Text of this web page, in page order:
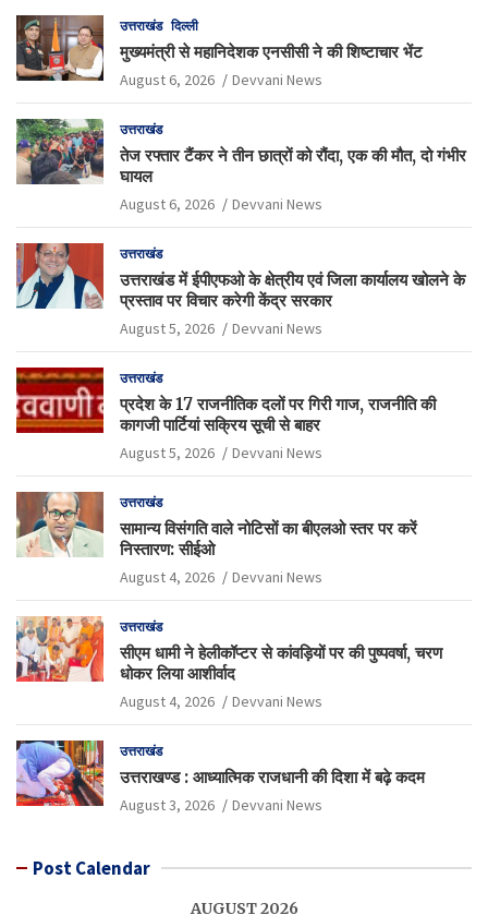
उत्तराखंड दिल्ली
मुख्यमंत्री से महानिदेशक एनसीसी ने की शिष्टाचार भेंट
August 6, 2026 Devvani News
उत्तराखंड
तेज रफ्तार टैंकर ने तीन छात्रों को रौंदा, एक की मौत, दो गंभीर
घायल
August 6, 2026 Devvani News
उत्तराखंड
उत्तराखंड में ईपीएफओ के क्षेत्रीय एवं जिला कार्यालय खोलने के
प्रस्ताव पर विचार करेगी केंद्र सरकार
August 5, 2026 Devvani News
उत्तराखंड
प्रदेश के 17 राजनीतिक दलों पर गिरी गाज, राजनीति की
कागजी पार्टियां सक्रिय सूची से बाहर
August 5, 2026 Devvani News
उत्तराखंड
सामान्य विसंगति वाले नोटिसों का बीएलओ स्तर पर करें
निस्तारण: सीईओ
August 4, 2026 Devvani News
उत्तराखंड
सीएम धामी ने हेलीकॉप्टर से कांवड़ियों पर की पुष्पवर्षा, चरण
धोकर लिया आशीर्वाद
August 4, 2026 Devvani News
उत्तराखंड
उत्तराखण्ड : आध्यात्मिक राजधानी की दिशा में बढ़े कदम
August 3, 2026 Devvani News
Post Calendar
AUGUST 2026